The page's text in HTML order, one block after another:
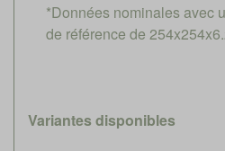
*Données nominales avec
de référence de
Variantes disponibles